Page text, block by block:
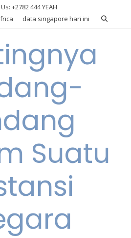
+2782 444 YEAH
data singapore hari ini
Suatu